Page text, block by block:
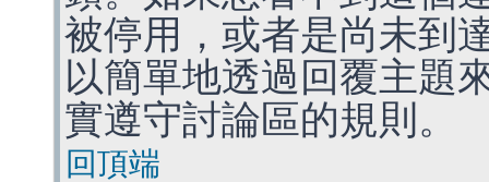
被停用，或者是尚未到
以簡單地透過回覆主題
實遵守討論區的規則。
回頂端